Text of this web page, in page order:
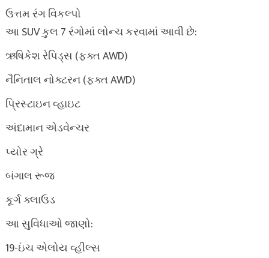
ઉત્તમ રંગ વિકલ્પો
આ SUV કુલ 7 રંગોમાં લોન્ચ કરવામાં આવી છે:
ઋષિકેશ રેપિડ્સ (ફક્ત AWD)
નૈનિતાલ નોક્ટરન (ફક્ત AWD)
પ્રિસ્ટાઇન વ્હાઇટ
અંદામાન એડવેન્ચર
પ્યોર ગ્રે
બંગાલ રૂજ
કૂર્ગ ક્લાઉડ
આ સુવિધાઓ જાણો:
19-ઇંચ એલોય વ્હીલ્સ